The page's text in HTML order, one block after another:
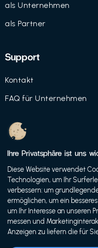
als Unternehmen
als Partner
Support
Kontakt
FAQ für Unternehmen
Datenschutz
Nutzungsbedingungen
© 2021 FutureBens GmbH
Ihre Privatsphäre ist uns
Diese Website verwendet
Technologien, um Ihr
verbessern: um
ermöglichen, um ein
um Ihr Interesse an unseren
messen und
Anzeigen zu liefern die für